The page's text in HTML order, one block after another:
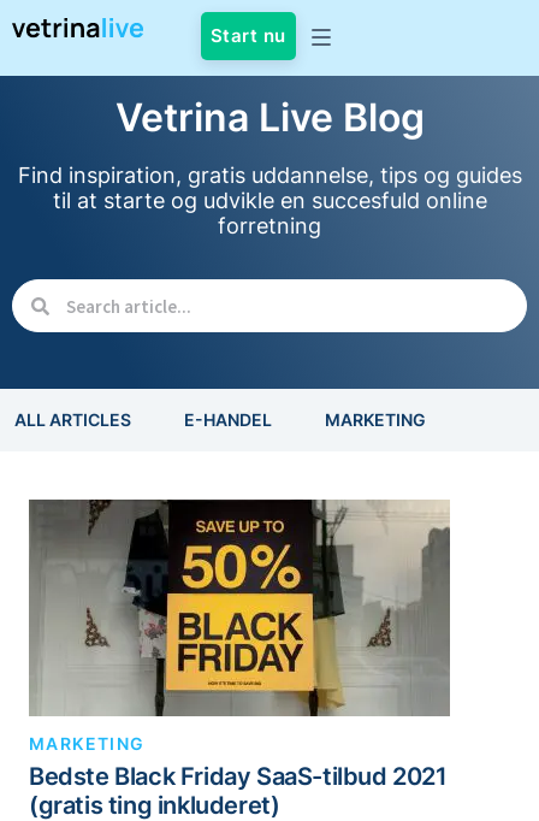
Start nu
Vetrina Live Blog
Find inspiration, gratis uddannelse, tips og guides
til at starte og udvikle en succesfuld online
forretning
ALL ARTICLES E-HANDEL MARKETING
MARKETING
Bedste Black Friday SaaS-tilbud 2021
(gratis ting inkluderet)